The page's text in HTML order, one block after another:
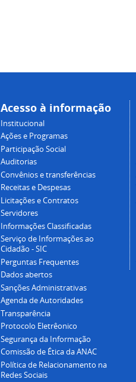
Acesso à informação
Institucional
Ações e Programas
Participação Social
Auditorias
Convênios e transferências
Receitas e Despesas
Licitações e Contratos
Servidores
Informações Classificadas
Serviço de Informações ao
Cidadão - SIC
Perguntas Frequentes
Dados abertos
Sanções Administrativas
Agenda de Autoridades
Transparência
Protocolo Eletrêonico
Segurança da Informação
Comissão de Ética da ANAC
Política de Relacionamento na
Redes Sociais